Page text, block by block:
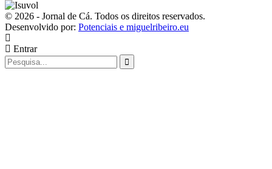
© 2026 - Jornal de Cá. Todos os direitos reservados.
Desenvolvido por: Potenciais e miguelribeiro.eu
Entrar